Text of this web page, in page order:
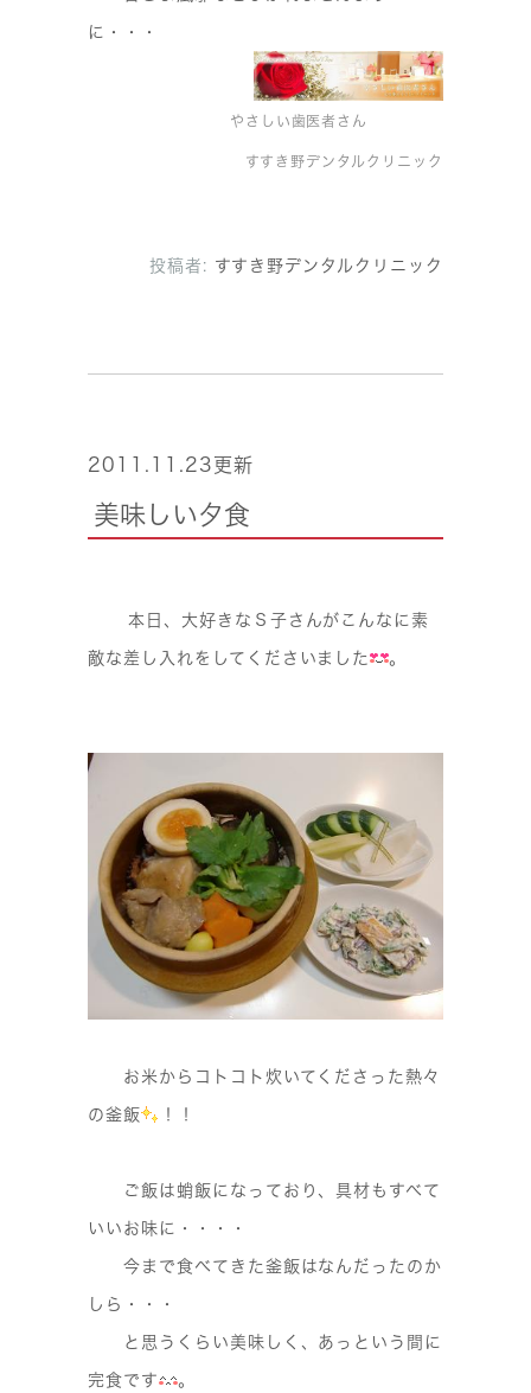
に・・・
やさしい歯医者さん
すすき野デンタルクリニック
投稿者: すすき野デンタルクリニック
2011.11.23更新
美味しい夕食
本日、大好きなＳ子さんがこんなに素
敵な差し入れをしてくださいました 。
お米からコトコト炊いてくださった熱々
の釜飯 ！！
ご飯は蛸飯になっており、具材もすべて
いいお味に・・・・
今まで食べてきた釜飯はなんだったのか
しら・・・
と思うくらい美味しく、あっという間に
完食です 。